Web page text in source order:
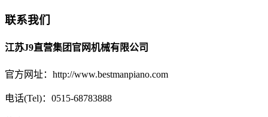
联系我们
江苏J9直营集团官网机械有限公司
官方网址：http://www.bestmanpiano.com
电话(Tel)：0515-68783888